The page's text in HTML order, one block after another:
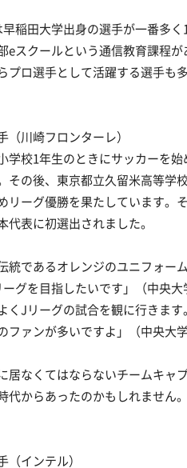
稲田大学出身の選手が一番多く
eスクールという通信教育課程
プロ選手として活躍する選手も
（川崎フロンターレ）
学校1年生のときにサッカーを
その後、東京都立久留米高等学
リーグ優勝を果たしています。
代表に初選出されました。
統であるオレンジのユニフォー
グを目指したいです」（中央大
くJリーグの試合を観に行きま
ファンが多いですよ」（中央大学
居なくてはならないチームキャ
代からあったのかもしれません。
（インテル）